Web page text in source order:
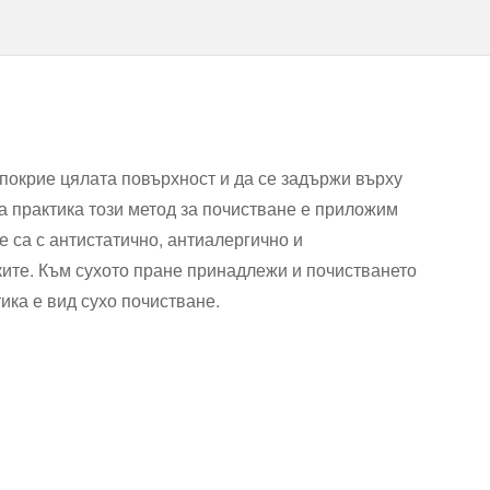
цялата повърхност и да се задържи върху
този метод за почистване е приложим
с антистатично, антиалергично и
Към сухото пране принадлежи и почистването
е вид сухо почистване.